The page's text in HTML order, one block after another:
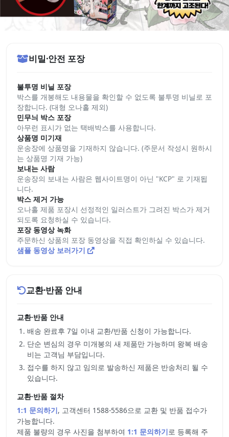
비밀·안전 포장
불투명 비닐 포장
박스를 개봉해도 내용물을 확인할 수 없도록 불투명 비닐로 포
장합니다. (대형 오나홀 제외)
민무늬 박스 포장
아무런 표시가 없는 택배박스를 사용합니다.
상품명 미기재
운송장에 상품명을 기재하지 않습니다. (주문서 작성시 원하시
는 상품명 기재 가능)
보내는 사람
운송장의 보내는 사람은 웹사이트명이 아닌 "KCP" 로 기재됩
니다.
박스 제거 가능
오나홀 제품 포장시 선정적인 일러스트가 그려진 박스가 제거
되도록 요청하실 수 있습니다.
포장 동영상 녹화
주문하신 상품의 포장 동영상을 직접 확인하실 수 있습니다.
샘플 동영상 보러가기
교환·반품 안내
교환·반품 안내
배송 완료후 7일 이내 교환/반품 신청이 가능합니다.
단순 변심의 경우 미개봉의 새 제품만 가능하며 왕복 배송
비는 고객님 부담입니다.
접수를 하지 않고 임의로 발송하신 제품은 반송처리 될 수
있습니다.
교환·반품 절차
1:1 문의하기, 고객센터 1588-5586으로 교환 및 반품 접수가
가능합니다.
제품 불량의 경우 사진을 첨부하여 1:1 문의하기로 등록해 주